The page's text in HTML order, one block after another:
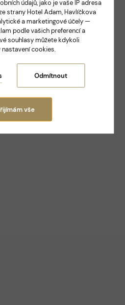
V SAMOTNÉM SRDCI
Adam
údajů, jako je vaše IP adresa
strany Hotel Adam, Havlíčkova
a marketingové účely —
podle vašich preferencí a
souhlasy můžete kdykoli
cookies.
Odmítnout
vše